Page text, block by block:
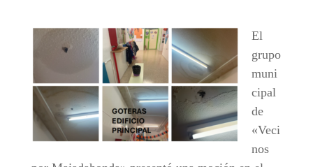
El
grupo
muni
cipal
de
«Veci
nos